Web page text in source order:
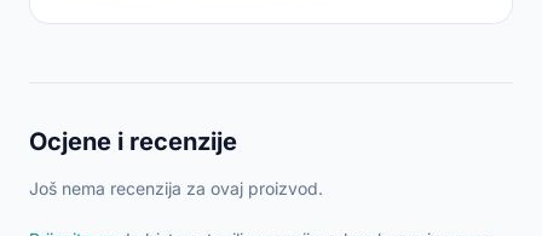
Ocjene i recenzije
Još nema recenzija za ovaj proizvod.